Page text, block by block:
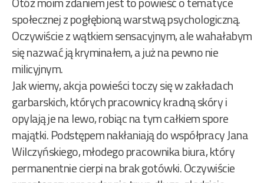
społecznej z pogłębioną warstwą psychologiczną.
Oczywiście z wątkiem sensacyjnym, ale wahałabym
się nazwać ją kryminałem, a już na pewno nie
milicyjnym.
Jak wiemy, akcja powieści toczy się w zakładach
garbarskich, których pracownicy kradną skóry i
opylają je na lewo, robiąc na tym całkiem spore
majątki. Podstępem nakłaniają do współpracy Jana
Wilczyńskiego, młodego pracownika biura, który
permanentnie cierpi na brak gotówki. Oczywiście